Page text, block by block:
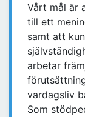
Vårt mål är
till ett
samt att
arbetar
vardagsliv
Som